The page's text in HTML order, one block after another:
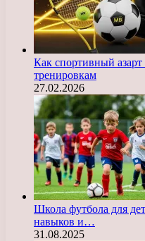
Как спортивный
тренировкам
27.02.2026
Школа футбола для
навыков и…
31.08.2025